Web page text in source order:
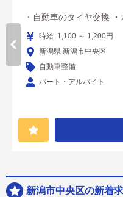
・自動車のタイヤ交換
時給 1,100 ～ 1,200円
新潟県 新潟市中央区
自動車整備
パート・アルバイト
新潟市中央区の新着